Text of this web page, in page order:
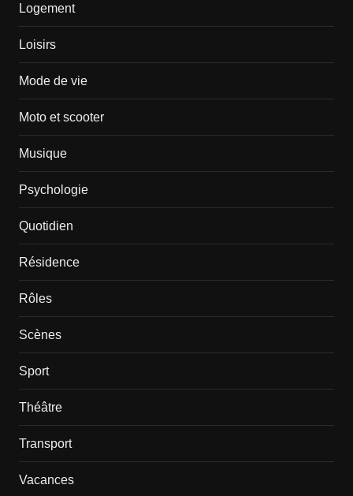
Logement
Loisirs
Mode de vie
Moto et scooter
Musique
Psychologie
Quotidien
Résidence
Rôles
Scènes
Sport
Théâtre
Transport
Vacances